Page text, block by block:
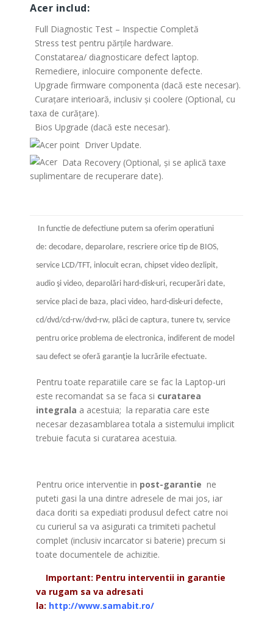
Acer includ:
Full Diagnostic Test – Inspectie Completă
Stress test pentru părțile hardware.
Constatarea/ diagnosticare defect laptop.
Remediere, inlocuire componente defecte.
Upgrade firmware componenta (dacă este necesar).
Curațare interioară, inclusiv și coolere (Optional, cu
taxa de curățare).
Bios Upgrade (dacă este necesar).
Driver Update.
Data Recovery (Optional, și se aplică taxe
suplimentare de recuperare date).
In functie de defectiune putem sa oferim operatiuni
de: decodare, deparolare, rescriere orice tip de BIOS,
service LCD/TFT, inlocuit ecran, chipset video dezlipit,
audio şi video, deparolări hard-disk-uri, recuperări date,
service placi de baza, placi video, hard-disk-uri defecte,
cd/dvd/cd-rw/dvd-rw, plăci de captura, tunere tv, service
pentru orice problema de electronica, indiferent de model
sau defect se oferă garanţie la lucrările efectuate.
Pentru toate reparatiile care se fac la Laptop-uri
este recomandat sa se faca si curatarea
integrala a acestuia; la reparatia care este
necesar dezasamblarea totala a sistemului implicit
trebuie facuta si curatarea acestuia.
Pentru orice interventie in post-garantie ne
puteti gasi la una dintre adresele de mai jos, iar
daca doriti sa expediati produsul defect catre noi
cu curierul sa va asigurati ca trimiteti pachetul
complet (inclusiv incarcator si baterie) precum si
toate documentele de achizitie.
Important: Pentru interventii in garantie
va rugam sa va adresati
la: http://www.samabit.ro/